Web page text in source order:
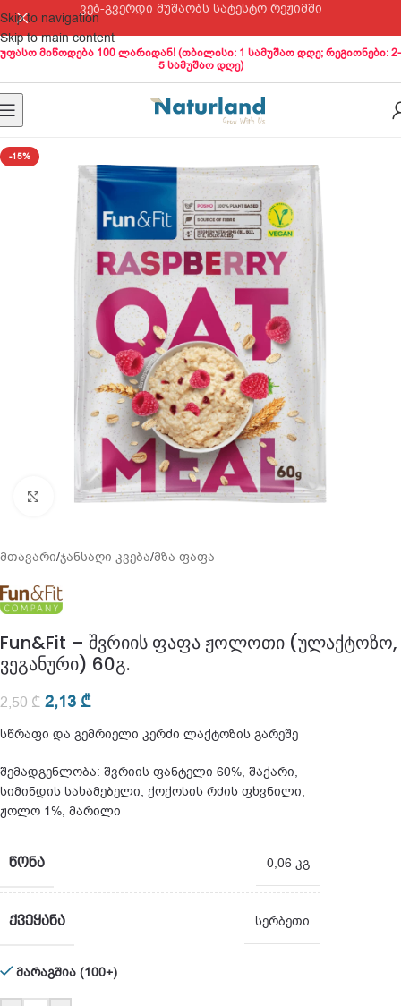
Skip to navigation
Skip to main content
ვებ-გვერდი მუშაობს სატესტო რეჟიმში
უფასო მიწოდება 100 ლარიდან! (თბილისი: 1 სამუშაო დღე; რეგიონები: 2-
5 სამუშაო დღე)
-15%
გადიდება
მთავარი/ჯანსაღი კვება/მზა ფაფა
Fun&Fit – შვრიის ფაფა ჟოლოთი (ულაქტოზო,
ვეგანური) 60გ.
2,50₾ 2,13 ₾
სწრაფი და გემრიელი კერძი ლაქტოზის გარეშე
შემადგენლობა: შვრიის ფანტელი 60%, შაქარი,
სიმინდის სახამებელი, ქოქოსის რძის ფხვნილი,
ჟოლო 1%, მარილი
ᲬᲝᲜᲐ 0,06 კგ
ᲥᲕᲔᲧᲐᲜᲐ სერბეთი
მარაგშია (100+)